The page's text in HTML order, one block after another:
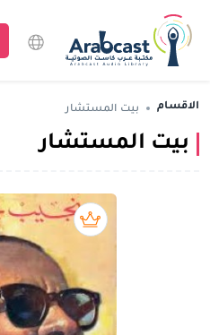
الرئيسية
مكتبة عرب كاست
الاقسام بيت المستشار
بيت المستشار
بريميوم book